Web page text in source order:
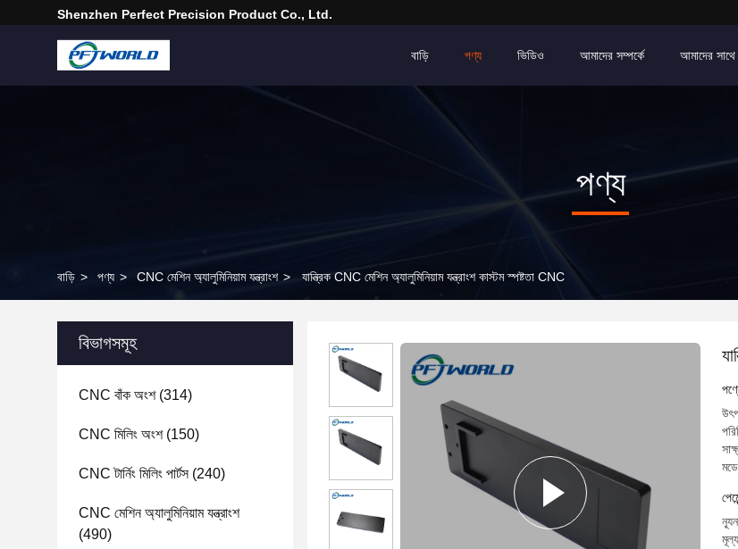
Shenzhen Perfect Precision Product Co., Ltd.
বাড়ি পণ্য ভিডিও আমাদের সম্পর্কে আমাদের
পণ্য
বাড়ি > পণ্য > CNC মেশিন অ্যালুমিনিয়াম যন্ত্রাংশ > যান্ত্রিক CNC মেশিন অ্যালুমিনিয়াম যন্ত্রাংশ কাস্টম স্পষ্টতা CNC
বিভাগসমূহ
CNC বাঁক অংশ(314)
CNC মিলিং অংশ(150)
CNC টার্নিং মিলিং পার্টস(240)
CNC মেশিন অ্যালুমিনিয়াম যন্ত্রাংশ
(490)